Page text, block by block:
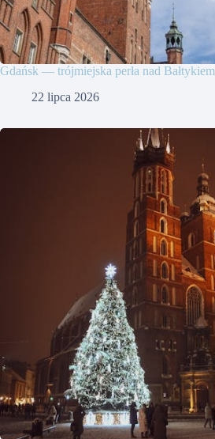
Gdańsk — trójmiejska perła nad Bałtykiem
22 lipca 2026